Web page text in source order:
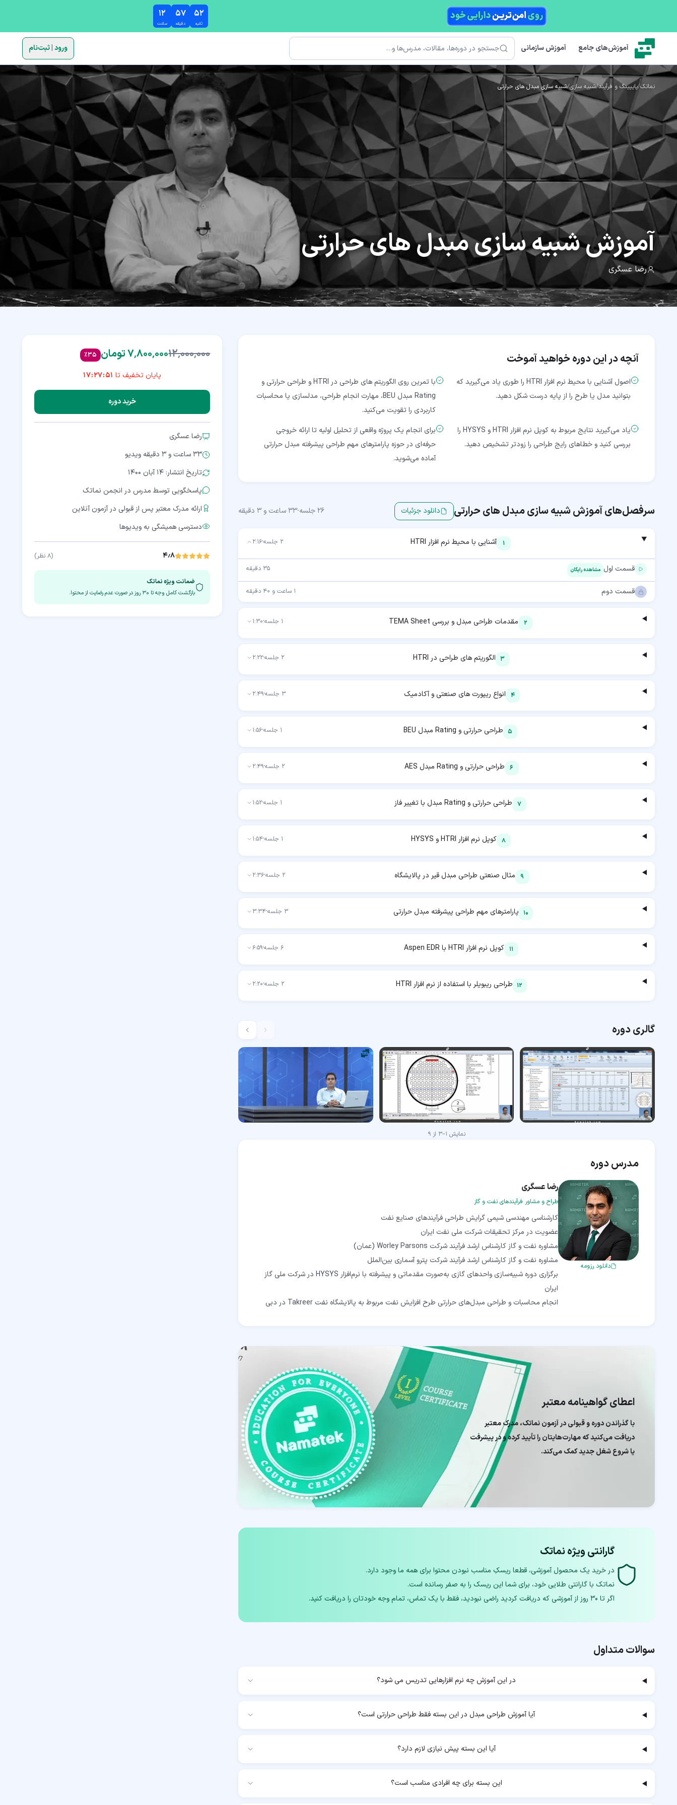
۱۲
ساعت
۵۷
دقیقه
۵۱
ثانیه
آموزش‌های جامع آموزش سازمانی جستجو ورود | ثبت‌نام
نماتک/پایپینگ و فرآیند/شبیه سازی/شبیه سازی مبدل های حرارتی
آموزششبیه سازی مبدل های حرارتی
رضا عسگری
۱۲٬۰۰۰٬۰۰۰۷٬۸۰۰٬۰۰۰ تومان %35
پایان تخفیف تا 17:27:50
خرید دوره
رضا عسگری
33 ساعت و 3 دقیقه
ویدیو
تاریخ انتشار: ۱۴ آبان ۱۴۰۰
پاسخگویی توسط مدرس در انجمن نماتک
ارائه مدرک معتبر پس از قبولی در آزمون آنلاین
دسترسی همیشگی به ویدیوها
۴٫۸ (۸نظر)
ضمانت ویژه نماتک
بازگشت کامل وجه تا ۳۰ روز در صورت عدم رضایت از محتوا.
آنچه در این دوره خواهید آموخت
اصول آشنایی با محیط نرم افزار HTRI را طوری یاد می‌گیرید که
بتوانید مدل یا طرح را از پایه درست شکل دهید.
با تمرین روی الگوریتم های طراحی در HTRI و طراحی حرارتی و
Rating مبدل BEU، مهارت انجام طراحی، مدلسازی یا محاسبات
کاربردی را تقویت می‌کنید.
یاد می‌گیرید نتایج مربوط به کوپل نرم افزار HTRI و HYSYS را
بررسی کنید و خطاهای رایج طراحی را زودتر تشخیص دهید.
برای انجام یک پروژه واقعی از تحلیل اولیه تا ارائه خروجی
حرفه‌ای در حوزه پارامترهای مهم طراحی پیشرفته مبدل حرارتی
آماده می‌شوید.
سرفصل‌های آموزششبیه سازی مبدل های حرارتی دانلود جزئیات 26جلسه·33 ساعت و 3 دقیقه
1 آشنایی با محیط نرم افزار HTRI 2 جلسه·
2:16
قسمت اول مشاهده رایگان 35 دقیقه
قسمت دوم 1 ساعت و 40 دقیقه
2 مقدمات طراحی مبدل و بررسی TEMA Sheet 1 جلسه·
1:30
3 الگوریتم های طراحی در HTRI 2 جلسه·
2:22
4 انواع ریپورت های صنعتی و آکادمیک 3 جلسه·
2:49
5 طراحی حرارتی و Rating مبدل BEU 1 جلسه·
1:56
6 طراحی حرارتی و Rating مبدل AES 2 جلسه·
2:49
7 طراحی حرارتی و Rating مبدل با تغییر فاز 1 جلسه·
1:52
8 کوپل نرم افزار HTRI و HYSYS 1 جلسه·
1:54
9 مثال صنعتی طراحی مبدل قیر در پالایشگاه 2 جلسه·
2:36
10 پارامترهای مهم طراحی پیشرفته مبدل حرارتی 3 جلسه·
3:34
11 کوپل نرم افزار HTRI با Aspen EDR 6جلسه·
6:59
12 طراحی ریبویلر با استفاده از نرم افزار HTRI 2 جلسه·
2:20
گالری دوره
نمایش 1
–
3 از9
مدرس دوره
دانلود رزومه
رضا عسگری
طراح و مشاور فرآیندهای نفت و گاز
برگزاری دوره شبیه‌سازی واحدهای گازی به‌صورت مقدماتی و پیشرفته با نرم‌افزار HYSYS در شرکت ملی گاز
انجام محاسبات و طراحی مبدل‌های حرارتی طرح افزایش نفت مربوط به پالایشگاه نفت Takreer در دبی
اعطای گواهینامه معتبر
با گذراندن دوره و قبولی در آزمون نماتک، مدرک معتبر
دریافت می‌کنید که مهارت‌هایتان را تأیید کرده و در پیشرفت
یا شروع شغل جدید کمک می‌کند.
گارانتی ویژه نماتک
اگر تا ۳۰ روز از آموزشی که دریافت کردید راضی نبودید، فقط با یک تماس، تمام وجه خودتان را دریافت کنید.
سوالات متداول
در این آموزش چه نرم افزارهایی تدریس می شود؟
آیا آموزش طراحی مبدل در این بسته فقط طراحی حرارتی است؟
آیا این بسته پیش نیازی لازم دارد؟
این بسته برای چه افرادی مناسب است؟